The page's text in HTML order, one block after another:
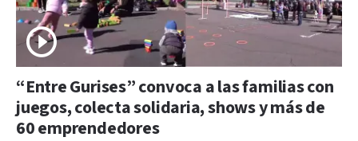
“Entre Gurises” convoca a las familias con
juegos, colecta solidaria, shows y más de
60 emprendedores